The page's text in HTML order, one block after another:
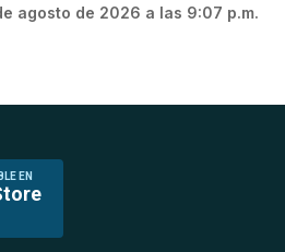
agosto de 2026 a las 9:07 p.m.
EN